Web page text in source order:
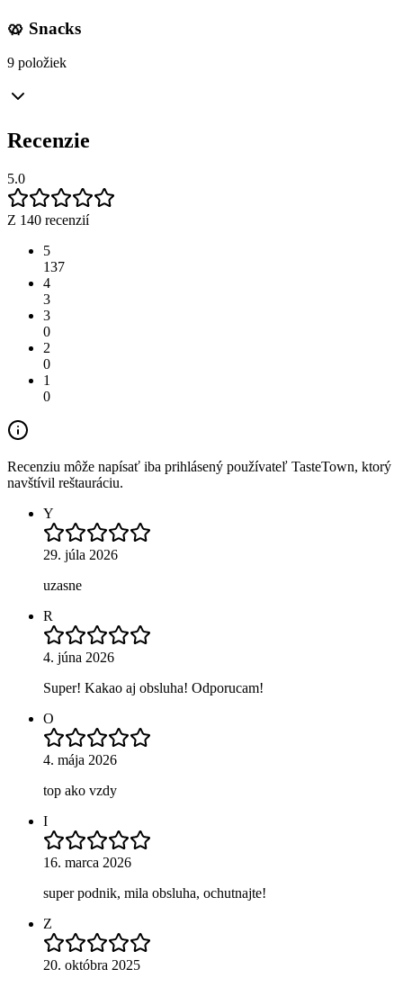
🥨 Snacks
9 položiek
Recenzie
5.0
Z 140 recenzií
5
137
4
3
3
0
2
0
1
0
Recenziu môže napísať iba prihlásený používateľ TasteTown, ktorý
navštívil reštauráciu.
Y
29. júla 2026
uzasne
R
4. júna 2026
Super! Kakao aj obsluha! Odporucam!
O
4. mája 2026
top ako vzdy
I
16. marca 2026
super podnik, mila obsluha, ochutnajte!
Z
20. októbra 2025